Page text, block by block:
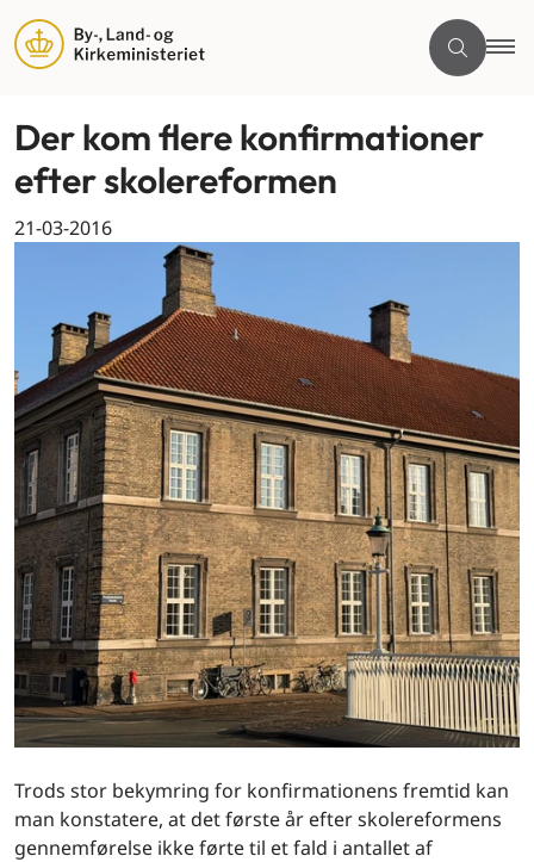
Der kom flere konfirmationer
efter skolereformen
21-03-2016
Trods stor bekymring for konfirmationens fremtid kan
man konstatere, at det første år efter skolereformens
gennemførelse ikke førte til et fald i antallet af